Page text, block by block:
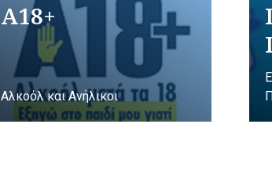
A18+
Αλκοόλ και Ανήλικοι